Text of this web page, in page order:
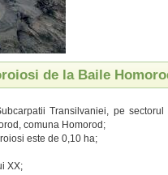
de la Baile
Transilvaniei, pe
comuna Homorod;
este de 0,10 ha;
XX;